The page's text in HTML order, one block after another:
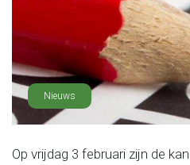
Nieuws
Op vrijdag 3 februari zijn de